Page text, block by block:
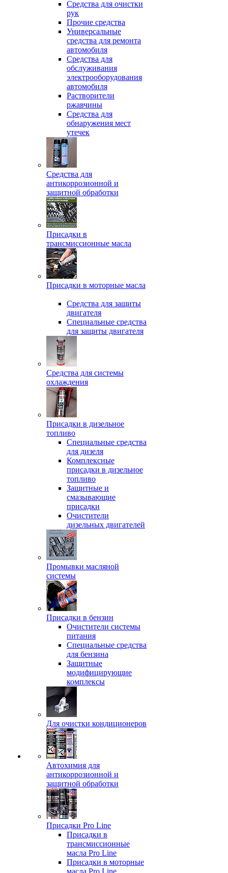
Средства для очистки
рук
Прочие средства
Универсальные
средства для ремонта
автомобиля
Средства для
обслуживания
электрооборудования
автомобиля
Растворители
ржавчины
Средства для
обнаружения мест
утечек
Средства для
антикоррозионной и
защитной обработки
Присадки в
трансмиссионные масла
Присадки в моторные масла
Средства для защиты
двигателя
Специальныe средства
для защиты двигателя
Средства для системы
охлаждения
Присадки в дизельное
топливо
Спeциальные средства
для дизеля
Комплексные
присадки в дизельное
топливо
Защитные и
смазывающие
присадки
Очистители
дизельных двигателей
Промывки масляной
системы
Присадки в бензин
Очистители системы
питания
Специальные срeдства
для бензина
Защитные
модифицирующие
комплексы
Для очистки кондиционеров
Автохимия для
антикоррозионной и
защитной обработки
Присадки Pro Line
Присадки в
трансмиссионные
масла Pro Line
Присадки в моторные
масла Pro Line